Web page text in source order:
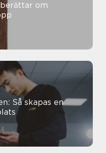
Så skapas en